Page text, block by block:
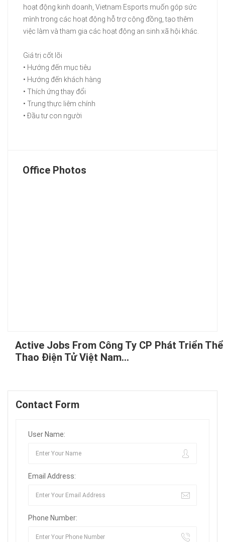
hoạt động kinh doanh, Vietnam Esports muốn góp sức
mình trong các hoạt động hỗ trợ cộng đồng, tạo thêm
việc làm và tham gia các hoạt động an sinh xã hội khác.
Giá trị cốt lõi
• Hướng đến mục tiêu
• Hướng đến khách hàng
• Thích ứng thay đổi
• Trung thực liêm chính
• Đầu tư con người
Office Photos
Active Jobs From Công Ty CP Phát Triển Thể
Thao Điện Tử Việt Nam...
Contact Form
User Name:
Email Address:
Phone Number: